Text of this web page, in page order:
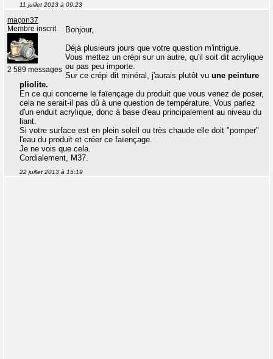
11 juillet 2013 à 09:23
maçon37
Membre inscrit
2 589 messages
Bonjour,
Déjà plusieurs jours que votre question m'intrigue.
Vous mettez un crépi sur un autre, qu'il soit dit acrylique
ou pas peu importe.
Sur ce crépi dit minéral, j'aurais plutôt vu une peinture
pliolite.
En ce qui concerne le faïençage du produit que vous venez de poser,
cela ne serait-il pas dû à une question de température. Vous parlez
d'un enduit acrylique, donc à base d'eau principalement au niveau du
liant.
Si votre surface est en plein soleil ou très chaude elle doit "pomper"
l'eau du produit et créer ce faïençage.
Je ne vois que cela.
Cordialement, M37.
22 juillet 2013 à 15:19